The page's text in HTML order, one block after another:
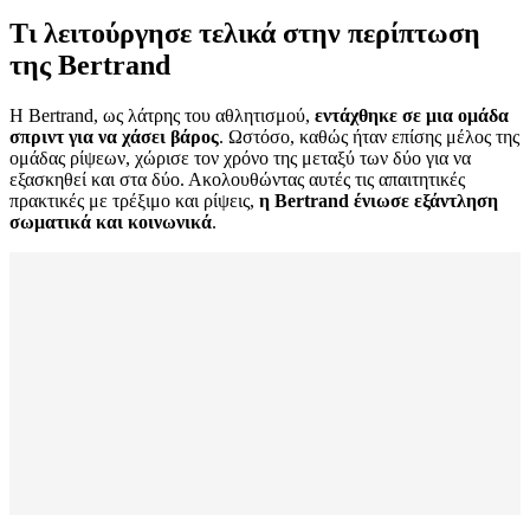
Τι λειτούργησε τελικά στην περίπτωση
της Bertrand
Η Bertrand, ως λάτρης του αθλητισμού, εντάχθηκε σε μια ομάδα
σπριντ για να χάσει βάρος. Ωστόσο, καθώς ήταν επίσης μέλος της
ομάδας ρίψεων, χώρισε τον χρόνο της μεταξύ των δύο για να
εξασκηθεί και στα δύο. Ακολουθώντας αυτές τις απαιτητικές
πρακτικές με τρέξιμο και ρίψεις, η Bertrand ένιωσε εξάντληση
σωματικά και κοινωνικά.